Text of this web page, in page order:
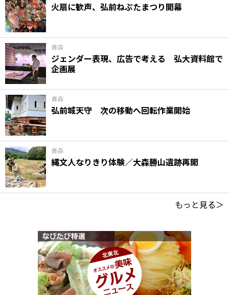
火扇に歓声、弘前ねぷたまつり開幕
青森
ジェンダー表現、広告で考える 弘大資料館で
企画展
青森
弘前城天守 次の移動へ回転作業開始
青森
縄文人なりきり体験／大森勝山遺跡再開
もっと見る＞